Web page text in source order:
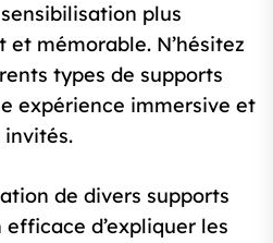
plus
mémorable. N’hésitez
types de supports
expérience immersive et
de divers supports
d’expliquer les